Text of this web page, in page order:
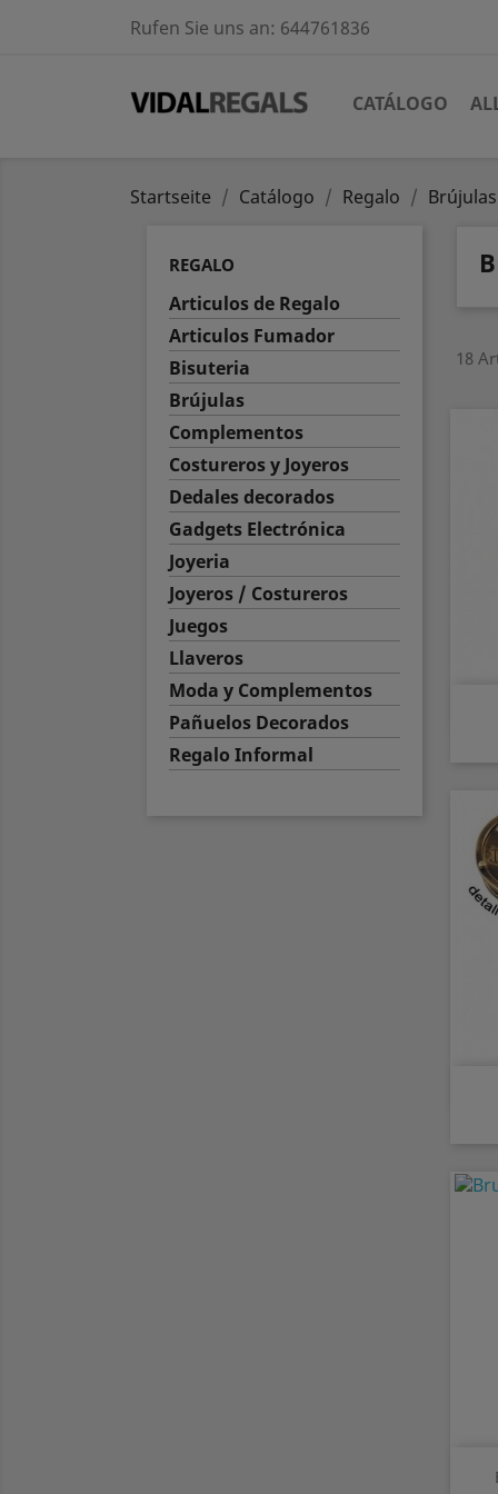
Rufen Sie uns an: 644761836
CATÁLOGO
Startseite Catálogo Regalo Brújulas
REGALO
Articulos de Regalo
Articulos Fumador
Bisuteria
Brújulas
Complementos
Costureros y Joyeros
Dedales decorados
Gadgets Electrónica
Joyeria
Joyeros / Costureros
Juegos
Llaveros
Moda y Complementos
Pañuelos Decorados
Regalo Informal
18